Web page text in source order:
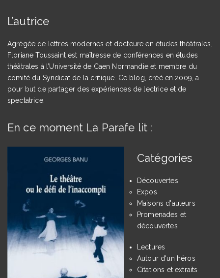
L’autrice
Agrégée de lettres modernes et docteure en études théâtrales,
Floriane Toussaint est maîtresse de conférences en études
théâtrales à l’Université de Caen Normandie et membre du
comité du Syndicat de la critique. Ce blog, créé en 2009, a
pour but de partager des expériences de lectrice et de
spectatrice.
En ce moment La Parafe lit :
Catégories
Découvertes
Expos
Maisons d'auteurs
Promenades et
découvertes
Lectures
Autour d'un héros
Citations et extraits